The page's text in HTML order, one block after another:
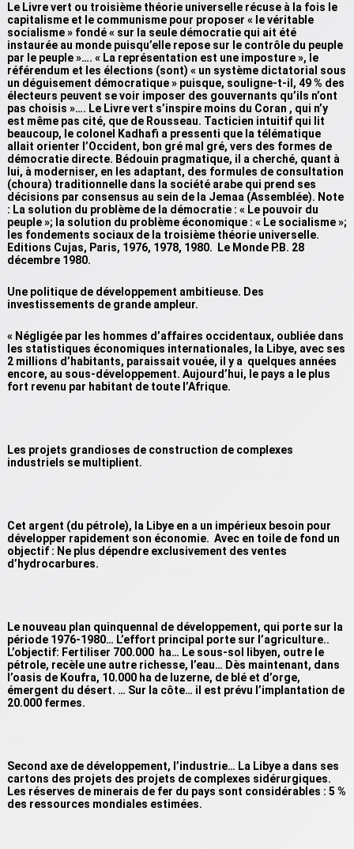
Le Livre vert ou troisième théorie universelle récuse à la fois le
capitalisme et le communisme pour proposer « le véritable
socialisme » fondé « sur la seule démocratie qui ait été
instaurée au monde puisqu’elle repose sur le contrôle du peuple
par le peuple »…. « La représentation est une imposture », le
référendum et les élections (sont) « un système dictatorial sous
un déguisement démocratique » puisque, souligne-t-il, 49 % des
électeurs peuvent se voir imposer des gouvernants qu’ils n’ont
pas choisis »…. Le Livre vert s’inspire moins du Coran , qui n’y
est même pas cité, que de Rousseau. Tacticien intuitif qui lit
beaucoup, le colonel Kadhafi a pressenti que la télématique
allait orienter l’Occident, bon gré mal gré, vers des formes de
démocratie directe. Bédouin pragmatique, il a cherché, quant à
lui, à moderniser, en les adaptant, des formules de consultation
(choura) traditionnelle dans la société arabe qui prend ses
décisions par consensus au sein de la Jemaa (Assemblée). Note
: La solution du problème de la démocratie : « Le pouvoir du
peuple »; la solution du problème économique : « Le socialisme »;
les fondements sociaux de la troisième théorie universelle.
Editions Cujas, Paris, 1976, 1978, 1980. Le Monde P.B. 28
décembre 1980.
Une politique de développement ambitieuse. Des
investissements de grande ampleur.
« Négligée par les hommes d’affaires occidentaux, oubliée dans
les statistiques économiques internationales, la Libye, avec ses
2 millions d’habitants, paraissait vouée, il y a quelques années
encore, au sous-développement. Aujourd’hui, le pays a le plus
fort revenu par habitant de toute l’Afrique.
Les projets grandioses de construction de complexes
industriels se multiplient.
Cet argent (du pétrole), la Libye en a un impérieux besoin pour
développer rapidement son économie. Avec en toile de fond un
objectif : Ne plus dépendre exclusivement des ventes
d’hydrocarbures.
Le nouveau plan quinquennal de développement, qui porte sur la
période 1976-1980… L’effort principal porte sur l’agriculture..
L’objectif: Fertiliser 700.000 ha… Le sous-sol libyen, outre le
pétrole, recèle une autre richesse, l’eau… Dès maintenant, dans
l’oasis de Koufra, 10.000 ha de luzerne, de blé et d’orge,
émergent du désert. … Sur la côte… il est prévu l’implantation de
20.000 fermes.
Second axe de développement, l’industrie… La Libye a dans ses
cartons des projets des projets de complexes sidérurgiques.
Les réserves de minerais de fer du pays sont considérables : 5 %
des ressources mondiales estimées.